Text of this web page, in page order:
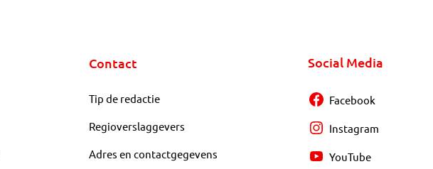
Contact
Tip de redactie
Regioverslaggevers
Adres en contactgegevens
Social Media
Facebook
Instagram
YouTube